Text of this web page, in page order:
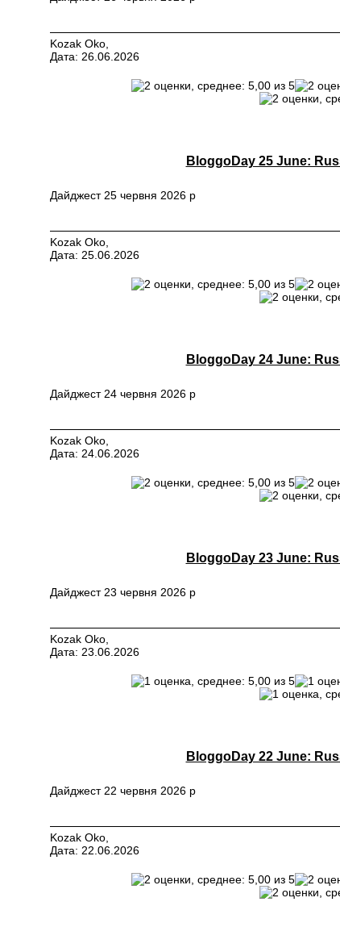
Kozak Oko,
Дата: 26.06.2026
BloggoDay 25 June:
Дайджест 25 червня 2026 р
Kozak Oko,
Дата: 25.06.2026
BloggoDay 24 June:
Дайджест 24 червня 2026 р
Kozak Oko,
Дата: 24.06.2026
BloggoDay 23 June:
Дайджест 23 червня 2026 р
Kozak Oko,
Дата: 23.06.2026
BloggoDay 22 June:
Дайджест 22 червня 2026 р
Kozak Oko,
Дата: 22.06.2026